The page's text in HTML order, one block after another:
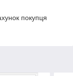
покупця